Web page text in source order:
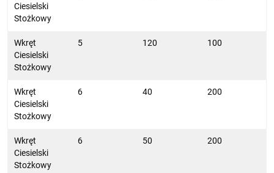
Ciesielski
Stożkowy
Wkręt
Ciesielski
Stożkowy
5 120 100
Wkręt
Ciesielski
Stożkowy
6 40 200
Wkręt
Ciesielski
Stożkowy
6 50 200